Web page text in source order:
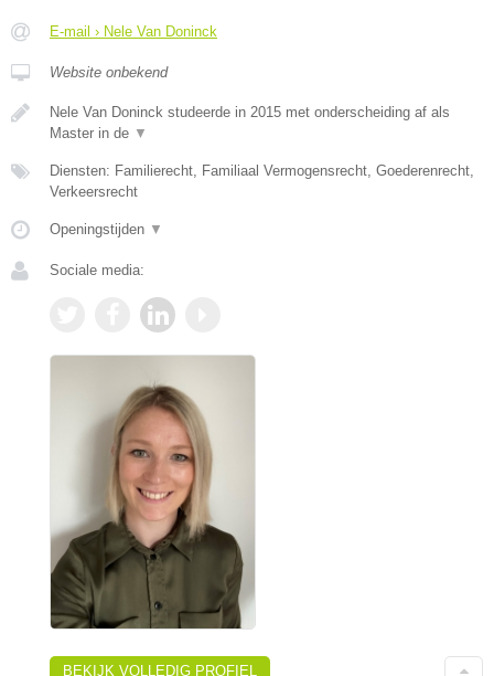
E-mail › Nele Van Doninck
Website onbekend
Nele Van Doninck studeerde in 2015 met onderscheiding af als
Master in de ▼
Diensten: Familierecht, Familiaal Vermogensrecht, Goederenrecht,
Verkeersrecht
Openingstijden ▼
Sociale media:
BEKIJK VOLLEDIG PROFIEL